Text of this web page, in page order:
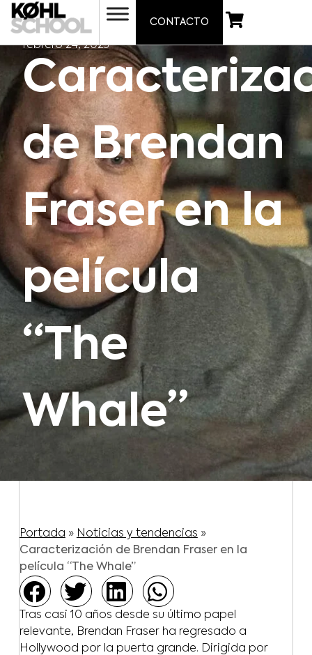
CONTACTO
febrero 24, 2023
de Brendan
Fraser en la
película
“The
Whale”
Portada » Noticias y tendencias »
Caracterización de Brendan Fraser en la
película “The Whale”
Tras casi 10 años desde su último papel
relevante, Brendan Fraser ha regresado a
Hollywood por la puerta grande. Dirigida por